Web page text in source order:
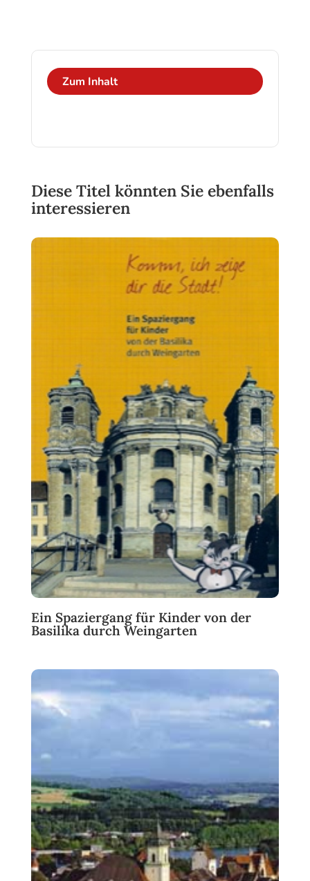
Zum Inhalt
Diese Titel könnten Sie ebenfalls
interessieren
Ein Spaziergang für Kinder von der
Basilika durch Weingarten